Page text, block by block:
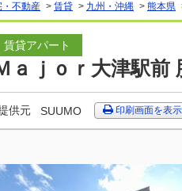
・不動産 > 賃貸 > 九州・沖縄 > 熊本県
賃貸アパート
ａｊｏｒ大津駅
供元 SUUMO 印刷画面を表示